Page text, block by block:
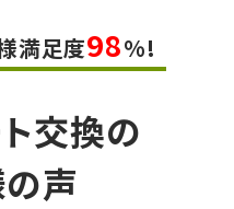
満足度98%!
交換の
声